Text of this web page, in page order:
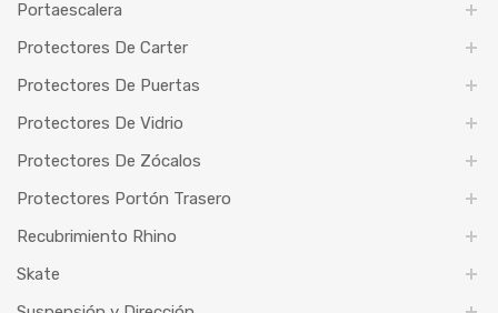
Portaescalera
Protectores De Carter
Protectores De Puertas
Protectores De Vidrio
Protectores De Zócalos
Protectores Portón Trasero
Recubrimiento Rhino
Skate